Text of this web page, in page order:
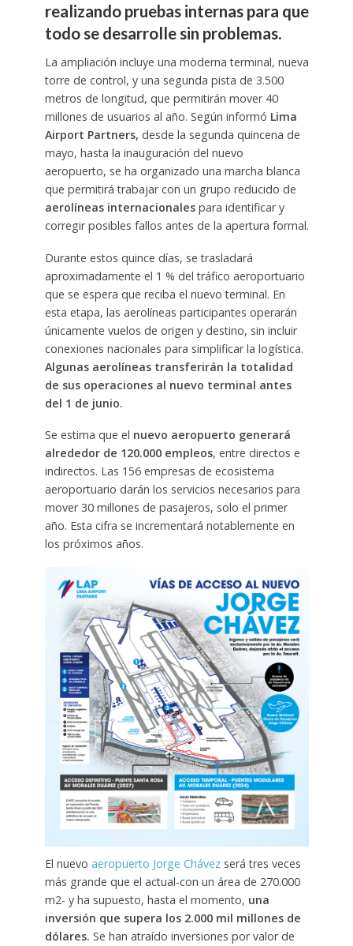
realizando pruebas internas para que
todo se desarrolle sin problemas.
La ampliación incluye una moderna terminal, nueva
torre de control, y una segunda pista de 3.500
metros de longitud, que permitirán mover 40
millones de usuarios al año. Según informó Lima
Airport Partners, desde la segunda quincena de
mayo, hasta la inauguración del nuevo
aeropuerto, se ha organizado una marcha blanca
que permitirá trabajar con un grupo reducido de
aerolíneas internacionales para identificar y
corregir posibles fallos antes de la apertura formal.
Durante estos quince días, se trasladará
aproximadamente el 1 % del tráfico aeroportuario
que se espera que reciba el nuevo terminal. En
esta etapa, las aerolíneas participantes operarán
únicamente vuelos de origen y destino, sin incluir
conexiones nacionales para simplificar la logística.
Algunas aerolíneas transferirán la totalidad
de sus operaciones al nuevo terminal antes
del 1 de junio.
Se estima que el nuevo aeropuerto generará
alrededor de 120.000 empleos, entre directos e
indirectos. Las 156 empresas de ecosistema
aeroportuario darán los servicios necesarios para
mover 30 millones de pasajeros, solo el primer
año. Esta cifra se incrementará notablemente en
los próximos años.
El nuevo aeropuerto Jorge Chávezserá tres veces
más grande que el actual-con un área de 270.000
m2- y ha supuesto, hasta el momento, una
inversión que supera los 2.000 mil millones de
dólares. Se han atraído inversiones por valor de